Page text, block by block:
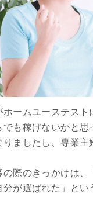
ホームユーステス
でも稼げないかと
りましたし、専業
の際のきっかけは
分が選ばれた」と